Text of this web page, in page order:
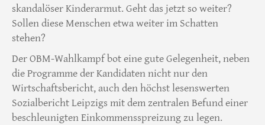
skandalöser Kinderarmut. Geht das jetzt so weiter?
Sollen diese Menschen etwa weiter im Schatten
stehen?
Der OBM-Wahlkampf bot eine gute Gelegenheit, neben
die Programme der Kandidaten nicht nur den
Wirtschaftsbericht, auch den höchst lesenswerten
Sozialbericht Leipzigs mit dem zentralen Befund einer
beschleunigten Einkommensspreizung zu legen.